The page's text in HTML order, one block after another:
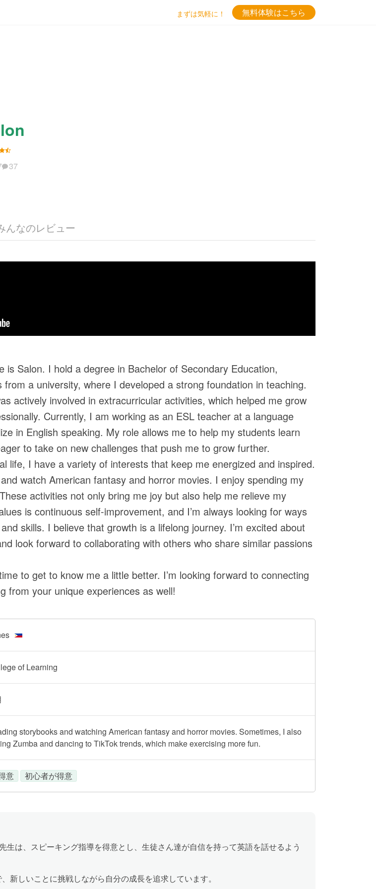
まずは気軽に！ 無料体験はこちら
37
んなのレビュー
is Salon. I hold a degree in Bachelor of Secondary Education,
from a university, where I developed a strong foundation in teaching.
actively involved in extracurricular activities, which helped me grow
Currently, I am working as an ESL teacher at a language
in English speaking. My role allows me to help my students learn
to take on new challenges that push me to grow further.
life, I have a variety of interests that keep me energized and inspired.
watch American fantasy and horror movies. I enjoy spending my
activities not only bring me joy but also help me relieve my
is continuous self-improvement, and I’m always looking for ways
skills. I believe that growth is a lifelong journey. I’m excited about
look forward to collaborating with others who share similar passions
to get to know me a little better. I’m looking forward to connecting
from your unique experiences as well!
of Learning
storybooks and watching American fantasy and horror movies. Sometimes, I also
Zumba and dancing to TikTok trends, which make exercising more fun.
意 初心者が得意
生は、スピーキング指導を得意とし、生徒さん達が自信を持って英語を話せるよう
新しいことに挑戦しながら自分の成長を追求しています。